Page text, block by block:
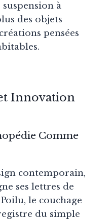
suspension à
des objets
pensées
Innovation
Comme
contemporain,
ses lettres de
le couchage
du simple